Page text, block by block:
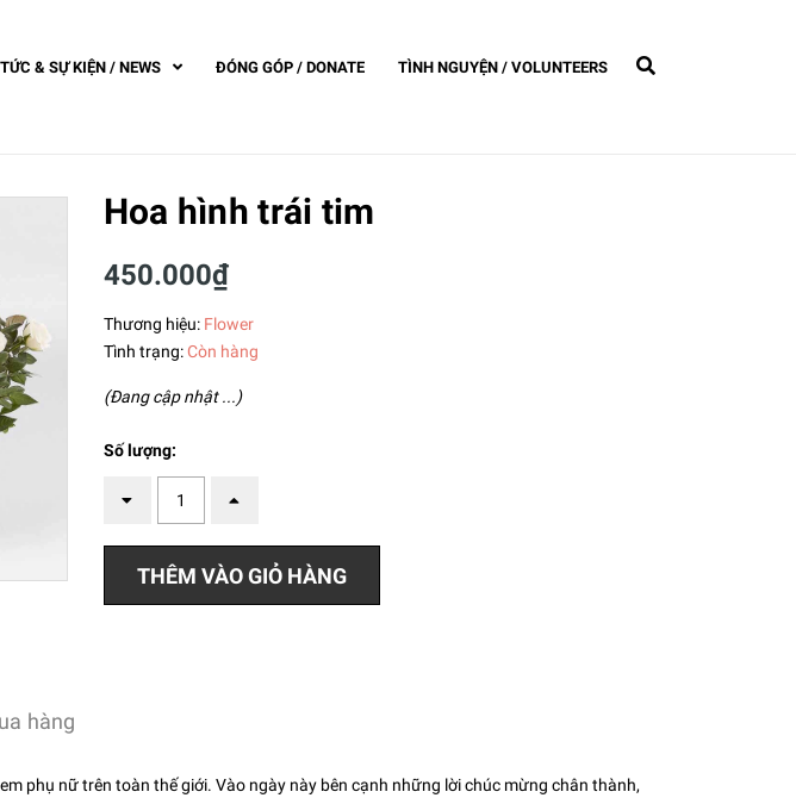
& SỰ KIỆN / NEWS ĐÓNG GÓP / DONATE TÌNH NGUYỆN / VOLUNTEERS
Hoa hình trái tim
450.000₫
Thương hiệu: Flower
Tình trạng:Còn hàng
(Đang cập nhật ...)
Số lượng:
THÊM VÀO GIỎ HÀNG
hàng
phụ nữ trên toàn thế giới. Vào ngày này bên cạnh những lời chúc mừng chân thành,